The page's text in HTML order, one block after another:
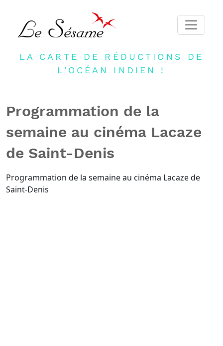
ACCUEIL
BLOG
NEWSLETTER
CONTACT
CONNEXION
LA CARTE DE RÉDUCTIONS DE
L'OCÉAN INDIEN !
Programmation de la
semaine au cinéma Lacaze
de Saint-Denis
Programmation de la semaine au cinéma Lacaze de
Saint-Denis